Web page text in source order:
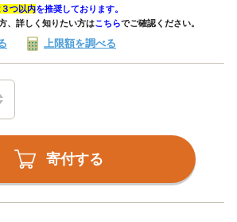
つ以内を推奨しております。
、詳しく知りたい方はこちらでご確認ください。
上限額を調べる
寄付する